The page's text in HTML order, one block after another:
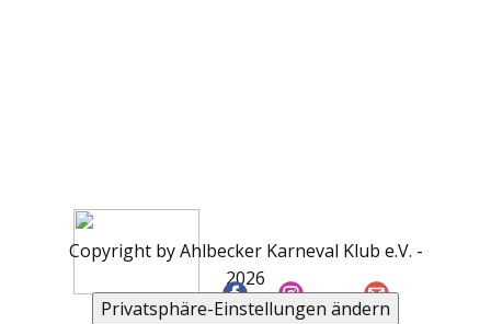
Copyright by Ahlbecker Karneval Klub e.V. -
2026
Privatsphäre-Einstellungen ändern